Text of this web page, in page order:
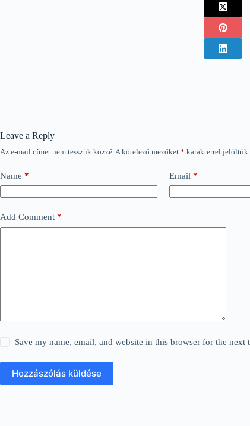
Leave a Reply
Az e-mail címet nem tesszük közzé. A kötelező mezőket * karakterrel jelöltük
Name * Email *
Add Comment *
Save my name, email, and website in this browser for the next
Hozzászólás küldése